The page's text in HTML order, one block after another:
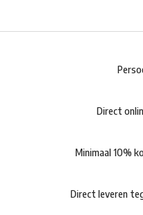
Waar ben je naar op
Direct
Minimaal 10%
Direct leveren